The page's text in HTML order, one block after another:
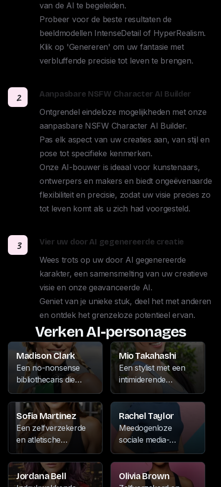
van de AI te begeleiden.
Probeer voor de beste resultaten de
beeldmodellen IntenseDetail of HyperRealism.
Klik op 'Genereren' om uw fantasie met
verbluffende precisie tot leven te brengen.
2 Aanpasbare NSFW Character AI Builder
Ontgrendel eindeloze mogelijkheden met onze
aanpasbare NSFW Character AI Builder.
Pas elk aspect van uw creaties aan, van stijl en
pose tot specifieke kenmerken.
Onze AI-bouwer is ideaal voor kunstenaars,
ontwerpers en makers en biedt ongeëvenaarde
flexibiliteit en precisie, zodat uw visie precies zo
tot leven komt als u zich had voorgesteld.
3 Vier uw door AI gegenereerde creatie
Wees trots op uw door AI gegenereerde
karakter, een samensmelting van uw creatieve
visie en onze geavanceerde AI.
Geniet van je unieke stuk, deel het met anderen
en ontdek het grenzeloze potentieel ervan.
Verken AI-personages
Madison Clark
Een no-nonsense
bibliothecaris die
respect afdwingt met
haar dominante
persoonlijkheid en
onwrikbaar
zelfvertrouwen.
Wanneer ze niet
ondergedompeld is in
de boekenkasten,
Mio Takahashi
Een stylist met een
intimiderende
houding, ze besteedt
haar vrije tijd aan het
schrijven, het
verzamelen van
antieke schatten en
het binge-kijken naar
haar favoriete
Netflix-series, vaak
Sofia Martinez
Een zelfverzekerde
en atletische
fitnesstrainer, bekend
om haar passie voor
martial arts,
Rachel Taylor
Meedogenloze
sociale media-
invloedrijke persoon,
met een voorliefde
voor fietsen, muziek
Jordana Bell Olivia Brown